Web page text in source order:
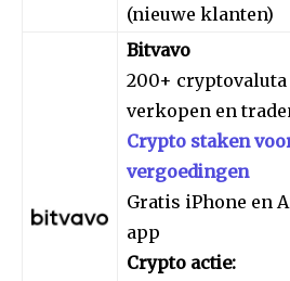
(nieuwe klanten)
Bitvavo
200+ cryptovaluta
verkopen en
Crypto staken
vergoedingen
Gratis iPhone en
app
Crypto actie: